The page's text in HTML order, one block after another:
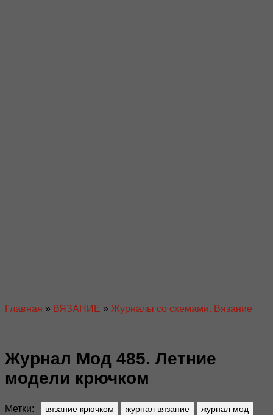
Главная » ВЯЗАНИЕ » Журналы со схемами. Вязание
Журнал Мод 485. Летние
модели крючком
Метки: вязание крючком журнал вязание
журнал мод